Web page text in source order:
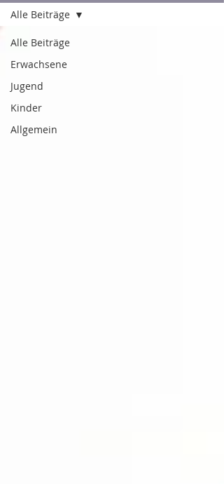
Alle Beiträge
Erwachsene
Jugend
Kinder
Allgemein
Alle Beiträge